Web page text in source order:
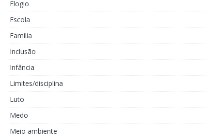
Elogio
Escola
Família
Inclusão
Infância
Limites/disciplina
Luto
Medo
Meio ambiente